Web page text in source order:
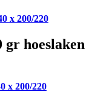
x 200/220
gr hoeslaken
x 200/220